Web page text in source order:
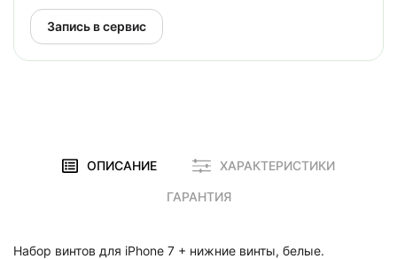
Запись в сервис
ОПИСАНИЕ ХАРАКТЕРИСТИКИ
ГАРАНТИЯ
Набор винтов для iPhone 7 + нижние винты, белые.